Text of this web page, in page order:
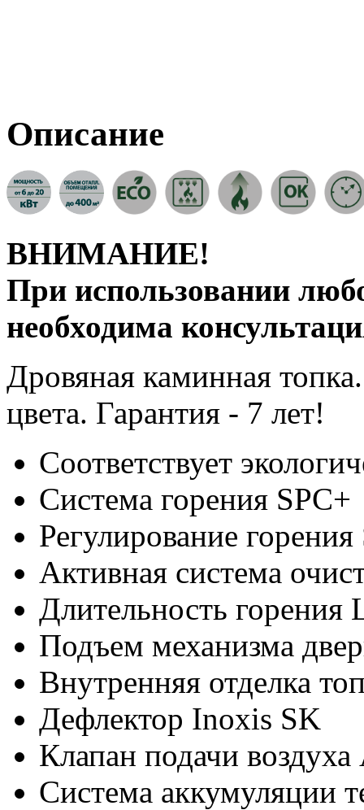
Описание
ВНИМАНИЕ!
При использовании
необходима
Дровяная каминная
цвета. Гарантия - 7 лет!
Соответствует
Система горения SPC+
Регулирование
Активная система
Длительность
Подъем механизма
Внутренняя отделка
Дефлектор Inoxis SK
Клапан подачи
Система аккумуляции